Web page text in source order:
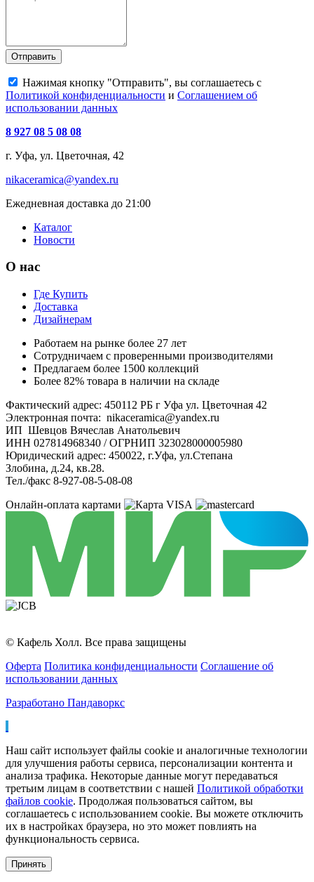
Отправить
Нажимая кнопку "Отправить", вы соглашаетесь с
Политикой конфиденциальности и Соглашением об
использовании данных
8 927 08 5 08 08
г. Уфа, ул. Цветочная, 42
nikaceramica@yandex.ru
Ежедневная доставка до 21:00
Каталог
Новости
О нас
Где Купить
Доставка
Дизайнерам
Работаем на рынке более 27 лет
Сотрудничаем с проверенными производителями
Предлагаем более 1500 коллекций
Более 82% товара в наличии на складе
Фактический адрес: 450112 РБ г Уфа ул. Цветочная 42
Электронная почта: nikaceramica@yandex.ru
ИП Шевцов Вячеслав Анатольевич
ИНН 027814968340 / ОГРНИП 323028000005980
Юридический адрес: 450022, г.Уфа, ул.Степана
Злобина, д.24, кв.28.
Тел./факс 8-927-08-5-08-08
Онлайн-оплата картами
© Кафель Холл. Все права защищены
Оферта Политика конфиденциальности Соглашение об
использовании данных
Разработано Пандаворкс
Наш сайт использует файлы cookie и аналогичные технологии
для улучшения работы сервиса, персонализации контента и
анализа трафика. Некоторые данные могут передаваться
третьим лицам в соответствии с нашей Политикой обработки
файлов cookie. Продолжая пользоваться сайтом, вы
соглашаетесь с использованием cookie. Вы можете отключить
их в настройках браузера, но это может повлиять на
функциональность сервиса.
Принять